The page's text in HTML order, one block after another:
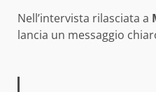
Nell’intervista rilasciata a
lancia un messaggio